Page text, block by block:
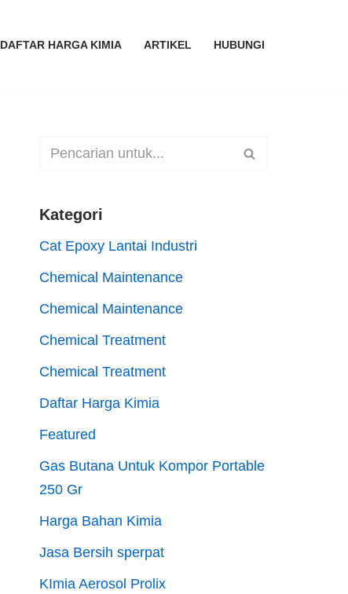
DAFTAR HARGA KIMIA ARTIKEL HUBUNGI
Kategori
Cat Epoxy Lantai Industri
Chemical Maintenance
Chemical Maintenance
Chemical Treatment
Chemical Treatment
Daftar Harga Kimia
Featured
Gas Butana Untuk Kompor Portable
250 Gr
Harga Bahan Kimia
Jasa Bersih sperpat
KImia Aerosol Prolix